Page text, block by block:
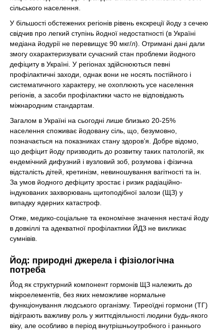
сільського населення.
У більшості обстежених регіонів рівень екскреції йоду з сечею
свідчив про легкий ступінь йодної недостатності (в Україні
медіана йодурії не перевищує 90 мкг/л). Отримані дані дали
змогу охарактеризувати сучасний стан проблеми йодного
дефіциту в Україні. У регіонах здійснюються певні
профілактичні заходи, однак вони не носять постійного і
систематичного характеру, не охоплюють усе населення
регіонів, а засоби профілактики часто не відповідають
міжнародним стандартам.
Загалом в Україні на сьогодні лише близько 20-25%
населення споживає йодовану сіль, що, безумовно,
позначається на показниках стану здоров’я. Добре відомо,
що дефіцит йоду призводить до розвитку таких патологій, як
ендемічний дифузний і вузловий зоб, розумова і фізична
відсталість дітей, кретинізм, невиношування вагітності та ін.
За умов йодного дефіциту зростає і ризик радіаційно-
індукованих захворювань щитоподібної залози (ЩЗ) у
випадку ядерних катастроф.
Отже, медико-соціальне та економічне значення нестачі йоду
в довкіллі та адекватної профілактики ЙДЗ не викликає
сумнівів.
Йод: природні джерела і фізіологічна
потреба
Йод як структурний компонент гормонів ЩЗ належить до
мікроелементів, без яких неможливе нормальне
функціонування людського організму. Тиреоїдні гормони (ТГ)
відіграють важливу роль у життєдіяльності людини будь-якого
віку, але особливо в період внутрішньоутробного і раннього